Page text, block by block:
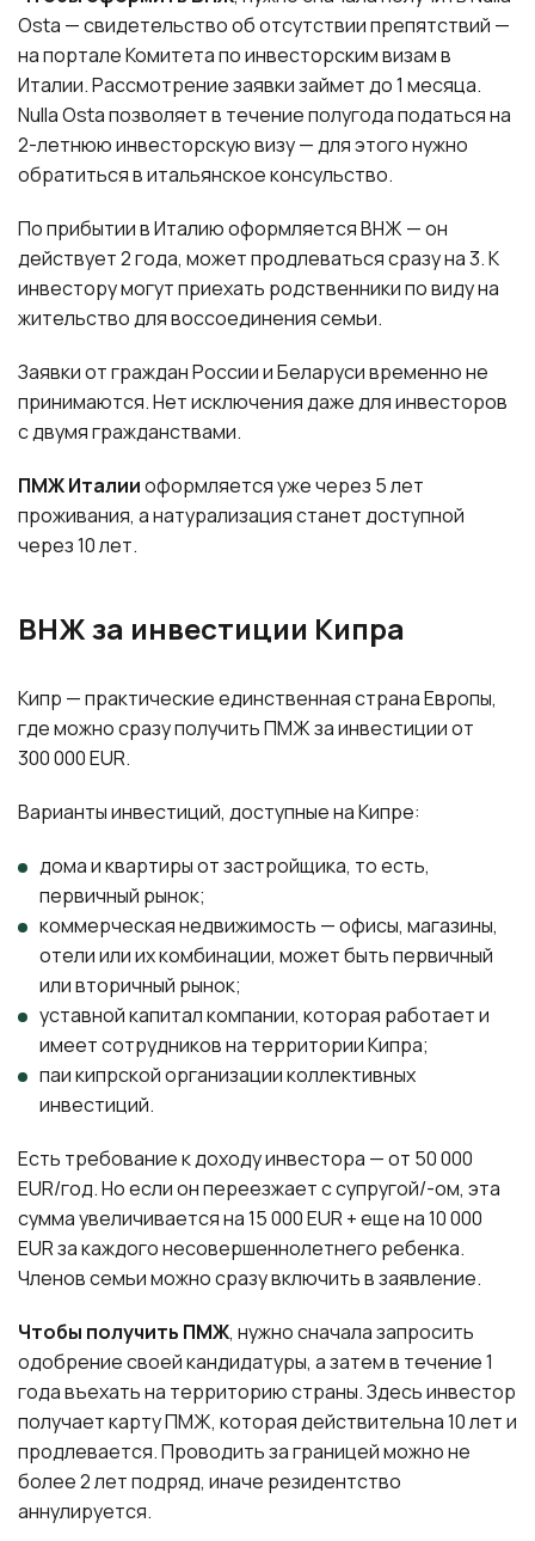
Osta — свидетельство об отсутствии препятствий —
на портале Комитета по инвесторским визам в
Италии. Рассмотрение заявки займет до 1 месяца.
Nulla Osta позволяет в течение полугода податься на
2-летнюю инвесторскую визу — для этого нужно
обратиться в итальянское консульство.
По прибытии в Италию оформляется ВНЖ — он
действует 2 года, может продлеваться сразу на 3. К
инвестору могут приехать родственники по виду на
жительство для воссоединения семьи.
Заявки от граждан России и Беларуси временно не
принимаются. Нет исключения даже для инвесторов
с двумя гражданствами.
ПМЖ Италииоформляется уже через 5 лет
проживания, а натурализация станет доступной
через 10 лет.
ВНЖ за инвестиции Кипра
Кипр — практические единственная страна Европы,
где можно сразу получить ПМЖ за инвестиции от
300 000 EUR.
Варианты инвестиций, доступные на Кипре:
дома и квартиры от застройщика, то есть,
первичный рынок;
коммерческая недвижимость — офисы, магазины,
отели или их комбинации, может быть первичный
или вторичный рынок;
уставной капитал компании, которая работает и
имеет сотрудников на территории Кипра;
паи кипрской организации коллективных
инвестиций.
Есть требование к доходу инвестора — от 50 000
EUR/год. Но если он переезжает с супругой/-ом, эта
сумма увеличивается на 15 000 EUR + еще на 10 000
EUR за каждого несовершеннолетнего ребенка.
Членов семьи можно сразу включить в заявление.
Чтобы получить ПМЖ, нужно сначала запросить
одобрение своей кандидатуры, а затем в течение 1
года въехать на территорию страны. Здесь инвестор
получает карту ПМЖ, которая действительна 10 лет и
продлевается. Проводить за границей можно не
более 2 лет подряд, иначе резидентство
аннулируется.